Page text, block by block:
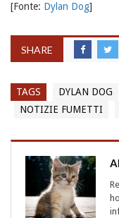
[Fonte: Dylan Dog]
SHARE
TAGS DYLAN DOG
NOTIZIE FUMETTI